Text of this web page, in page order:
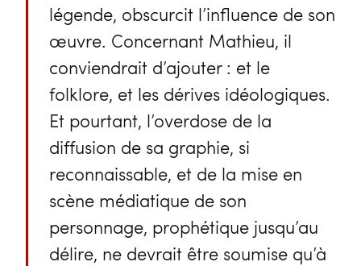
légende, obscurcit l’influence de son
œuvre. Concernant Mathieu, il
conviendrait d’ajouter : et le
folklore, et les dérives idéologiques.
Et pourtant, l’overdose de la
diffusion de sa graphie, si
reconnaissable, et de la mise en
scène médiatique de son
personnage, prophétique jusqu’au
délire, ne devrait être soumise qu’à